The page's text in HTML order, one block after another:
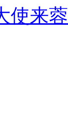
使来